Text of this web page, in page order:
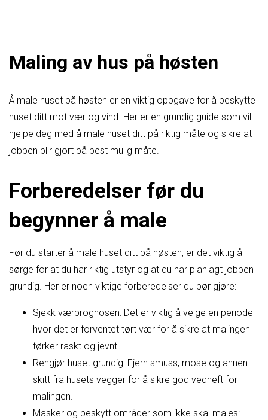
Maling av hus på høsten
Å male huset på høsten er en viktig oppgave for å beskytte
huset ditt mot vær og vind. Her er en grundig guide som vil
hjelpe deg med å male huset ditt på riktig måte og sikre at
jobben blir gjort på best mulig måte.
Forberedelser før du
begynner å male
Før du starter å male huset ditt på høsten, er det viktig å
sørge for at du har riktig utstyr og at du har planlagt jobben
grundig. Her er noen viktige forberedelser du bør gjøre:
Sjekk værprognosen: Det er viktig å velge en periode
hvor det er forventet tørt vær for å sikre at malingen
tørker raskt og jevnt.
Rengjør huset grundig: Fjern smuss, mose og annen
skitt fra husets vegger for å sikre god vedheft for
malingen.
Masker og beskytt områder som ikke skal males: